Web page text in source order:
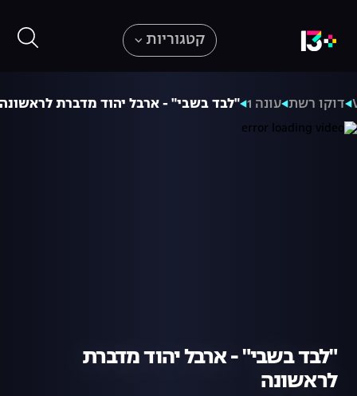
קטגוריות
דוקו רשת עונה 1 "לבד בשבי" - ארבל יהוד מדברת לראשונה
"לבד בשבי" - ארבל יהוד מדברת
לראשונה